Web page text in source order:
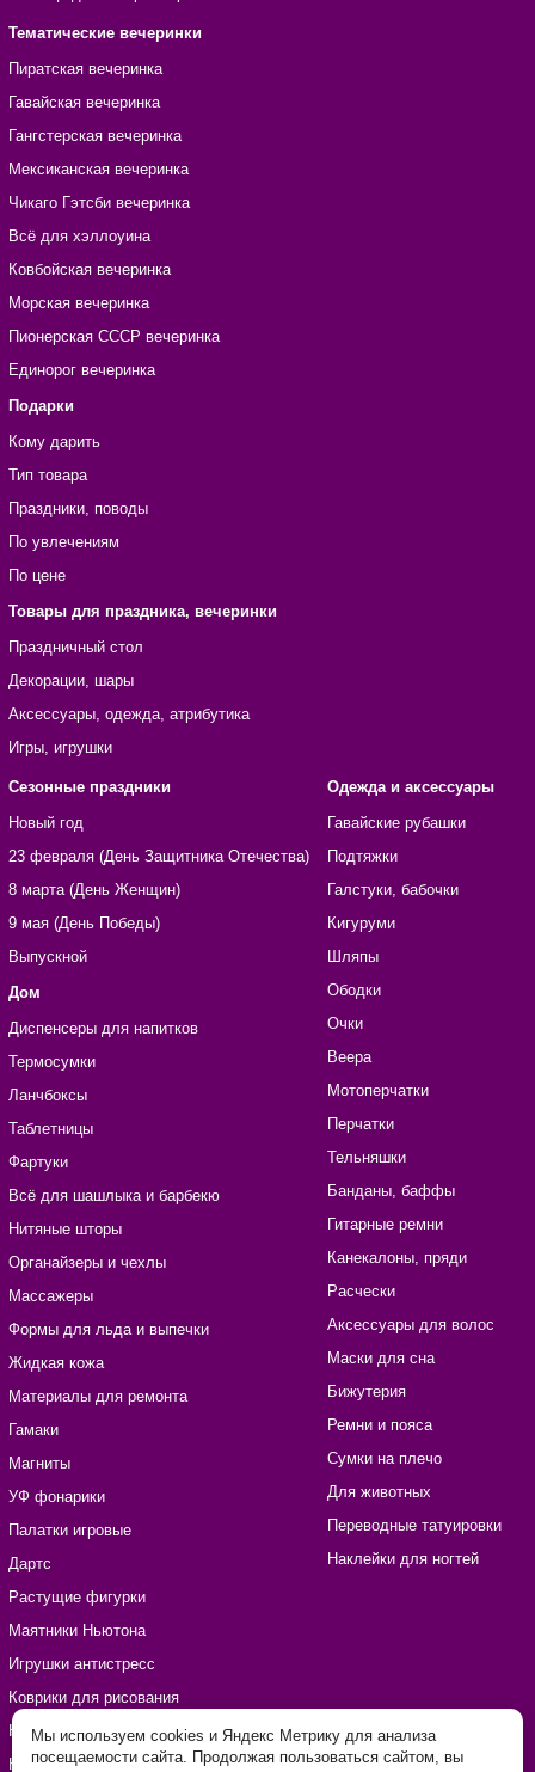
Тематические вечеринки
Пиратская вечеринка
Гавайская вечеринка
Гангстерская вечеринка
Мексиканская вечеринка
Чикаго Гэтсби вечеринка
Всё для хэллоуина
Ковбойская вечеринка
Морская вечеринка
Пионерская СССР вечеринка
Единорог вечеринка
Подарки
Кому дарить
Тип товара
Праздники, поводы
По увлечениям
По цене
Товары для праздника, вечеринки
Праздничный стол
Декорации, шары
Аксессуары, одежда, атрибутика
Игры, игрушки
Сезонные праздники
Новый год
23 февраля (День Защитника Отечества)
8 марта (День Женщин)
9 мая (День Победы)
Выпускной
Дом
Диспенсеры для напитков
Термосумки
Ланчбоксы
Таблетницы
Фартуки
Всё для шашлыка и барбекю
Нитяные шторы
Органайзеры и чехлы
Массажеры
Формы для льда и выпечки
Жидкая кожа
Материалы для ремонта
Гамаки
Магниты
УФ фонарики
Палатки игровые
Дартс
Растущие фигурки
Маятники Ньютона
Игрушки антистресс
Коврики для рисования
Наборы для рукоделия
Наклейки виниловые
Одежда и аксессуары
Гавайские рубашки
Подтяжки
Галстуки, бабочки
Кигуруми
Шляпы
Ободки
Очки
Веера
Мотоперчатки
Перчатки
Тельняшки
Банданы, баффы
Гитарные ремни
Канекалоны, пряди
Расчески
Аксессуары для волос
Маски для сна
Бижутерия
Ремни и пояса
Сумки на плечо
Для животных
Переводные татуировки
Наклейки для ногтей
Мы используем cookies и Яндекс Метрику для анализа
посещаемости сайта. Продолжая пользоваться сайтом, вы